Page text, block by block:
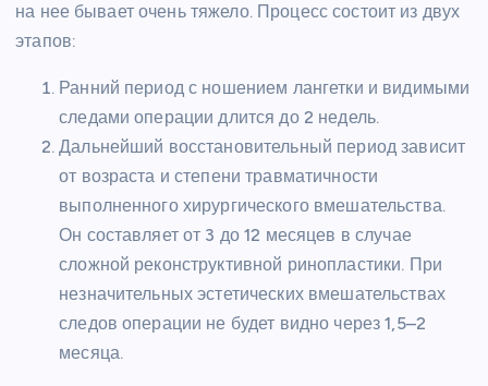
на нее бывает очень тяжело. Процесс состоит из двух
этапов:
Ранний период с ношением лангетки и видимыми
следами операции длится до 2 недель.
Дальнейший восстановительный период зависит
от возраста и степени травматичности
выполненного хирургического вмешательства.
Он составляет от 3 до 12 месяцев в случае
сложной реконструктивной ринопластики. При
незначительных эстетических вмешательствах
следов операции не будет видно через 1,5–2
месяца.